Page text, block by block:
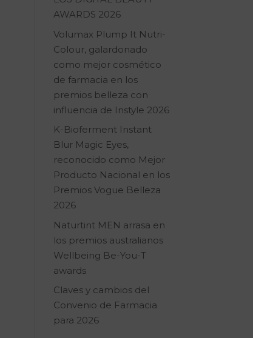
AWARDS 2026
Volumax Plump It Nutri-
Colour, galardonado
como mejor cosmético
de farmacia en los
premios belleza con
influencia de Instyle 2026
K-Bioferment Instant
Blur Magic Eyes,
reconocido como Mejor
Producto Nacional en los
Premios Vogue Belleza
2026
Naturtint MEN arrasa en
los premios australianos
Wellbeing Be-You-T
awards
Claves y cambios del
Convenio de Farmacia
para 2026